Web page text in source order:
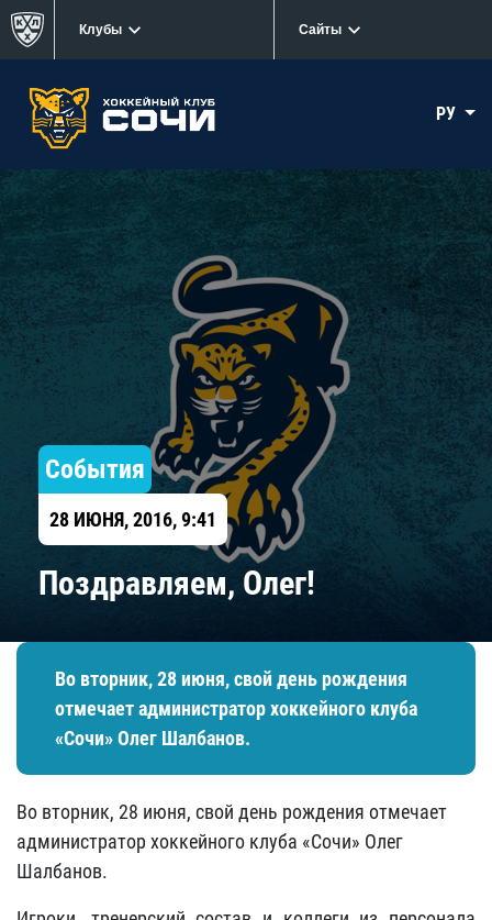
Клубы Сайты
РУ
События
28 ИЮНЯ, 2016, 9:41
​Поздравляем, Олег!
Во вторник, 28 июня, свой день рождения
отмечает администратор хоккейного клуба
«Сочи» Олег Шалбанов.
Во вторник, 28 июня, свой день рождения отмечает
администратор хоккейного клуба «Сочи» Олег
Шалбанов.